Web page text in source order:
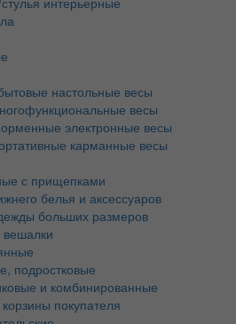
настольные весы
весы
электронные весы
карманные весы
с прищепками
белья и аксессуаров
больших размеров
вешалки
подростковые
и комбинированные
покупателя